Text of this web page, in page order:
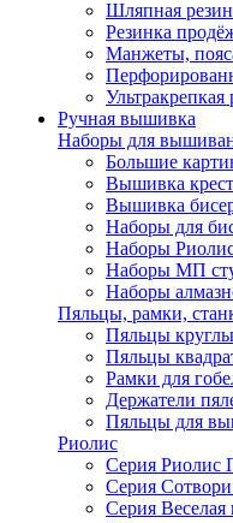
Шляпная
Резинка
Манжеты,
Ультракрепкая
Ручная вышивка
Наборы для
Большие
Вышивка
Вышивка
Наборы для
Наборы
Наборы МП
Наборы
Пяльцы, рамки,
Пяльцы
Пяльцы
Рамки для
Держатели
Пяльцы для
Риолис
Серия Риолис
Серия
Серия Веселая